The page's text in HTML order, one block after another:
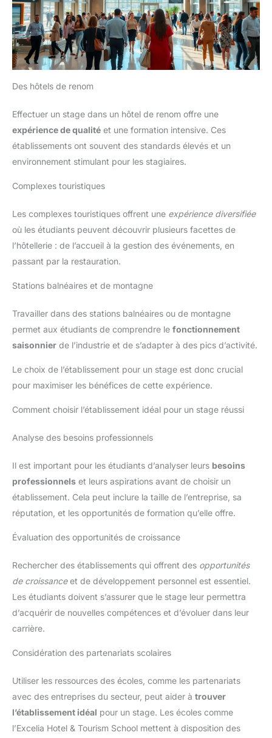
Des hôtels de renom
Effectuer un stage dans un hôtel de renom offre une
expérience de qualité et une formation intensive. Ces
établissements ont souvent des standards élevés et un
environnement stimulant pour les stagiaires.
Complexes touristiques
Les complexes touristiques offrent une expérience diversifiée
où les étudiants peuvent découvrir plusieurs facettes de
l’hôtellerie : de l’accueil à la gestion des événements, en
passant par la restauration.
Stations balnéaires et de montagne
Travailler dans des stations balnéaires ou de montagne
permet aux étudiants de comprendre le fonctionnement
saisonnier de l’industrie et de s’adapter à des pics d’activité.
Le choix de l’établissement pour un stage est donc crucial
pour maximiser les bénéfices de cette expérience.
Comment choisir l’établissement idéal pour un stage réussi
Analyse des besoins professionnels
Il est important pour les étudiants d’analyser leurs besoins
professionnels et leurs aspirations avant de choisir un
établissement. Cela peut inclure la taille de l’entreprise, sa
réputation, et les opportunités de formation qu’elle offre.
Évaluation des opportunités de croissance
Rechercher des établissements qui offrent des opportunités
de croissanceet de développement personnel est essentiel.
Les étudiants doivent s’assurer que le stage leur permettra
d’acquérir de nouvelles compétences et d’évoluer dans leur
carrière.
Considération des partenariats scolaires
Utiliser les ressources des écoles, comme les partenariats
avec des entreprises du secteur, peut aider à trouver
l’établissement idéal pour un stage. Les écoles comme
l’Excelia Hotel & Tourism School mettent à disposition des